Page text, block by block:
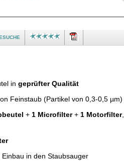
in geprüfter Qualität
Feinstaub (Partikel von 0,3-0,5 µm)
+ 1 Microfilter+ 1 Motorfilter,
in den Staubsauger